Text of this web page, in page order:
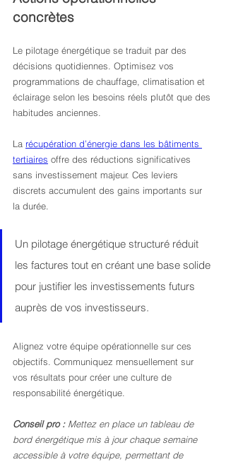
concrètes
Le pilotage énergétique se traduit par des
décisions quotidiennes. Optimisez vos
programmations de chauffage, climatisation et
éclairage selon les besoins réels plutôt que des
habitudes anciennes.
La récupération d’énergie dans les bâtiments
tertiaires offre des réductions significatives
sans investissement majeur. Ces leviers
discrets accumulent des gains importants sur
la durée.
Un pilotage énergétique structuré réduit
les factures tout en créant une base solide
pour justifier les investissements futurs
auprès de vos investisseurs.
Alignez votre équipe opérationnelle sur ces
objectifs. Communiquez mensuellement sur
vos résultats pour créer une culture de
responsabilité énergétique.
Conseil pro : Mettez en place un tableau de
bord énergétique mis à jour chaque semaine
accessible à votre équipe, permettant de